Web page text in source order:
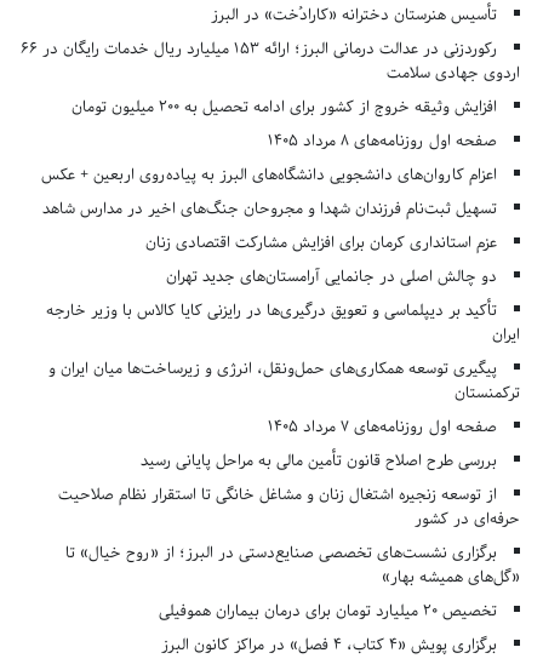
تأسیس هنرستان دخترانه «کارادُخت» در البرز
رکوردزنی در عدالت درمانی البرز؛ ارائه ۱۵۳ میلیارد ریال خدمات رایگان در ۶۶
اردوی جهادی سلامت
افزایش وثیقه خروج از کشور برای ادامه تحصیل به ۲۰۰ میلیون تومان
صفحه اول روزنامه‌های 8 مرداد 1405
اعزام کاروان‌های دانشجویی دانشگاه‌های البرز به پیاده‌روی اربعین + عکس
تسهیل ثبت‌نام فرزندان شهدا و مجروحان جنگ‌های اخیر در مدارس شاهد
عزم استانداری کرمان برای افزایش مشارکت اقتصادی زنان
دو چالش اصلی در جانمایی آرامستان‌های جدید تهران
تأکید بر دیپلماسی و تعویق درگیری‌ها در رایزنی کایا کالاس با وزیر خارجه
ایران
پیگیری توسعه همکاری‌های حمل‌ونقل، انرژی و زیرساخت‌ها میان ایران و
ترکمنستان
صفحه اول روزنامه‌های 7 مرداد 1405
بررسی طرح اصلاح قانون تأمین مالی به مراحل پایانی رسید
از توسعه زنجیره اشتغال زنان و مشاغل خانگی تا استقرار نظام صلاحیت
حرفه‌ای در کشور
برگزاری نشست‌های تخصصی صنایع‌دستی در البرز؛ از «روح خیال» تا
«گل‌های همیشه بهار»
تخصیص ۲۰ میلیارد تومان برای درمان بیماران هموفیلی
برگزاری پویش «۴ کتاب، ۴ فصل» در مراکز کانون البرز